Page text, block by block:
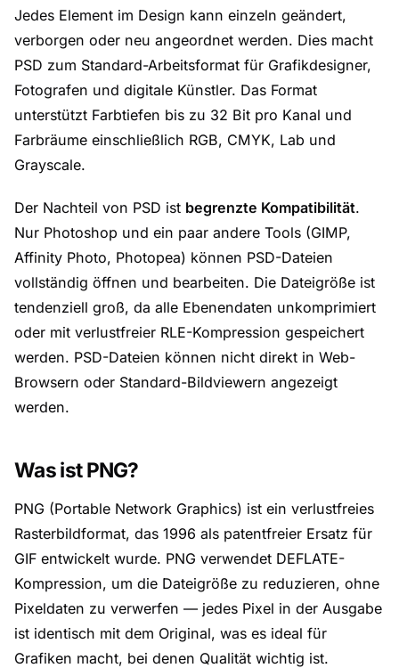
Jedes Element im Design kann einzeln geändert,
verborgen oder neu angeordnet werden. Dies macht
PSD zum Standard-Arbeitsformat für Grafikdesigner,
Fotografen und digitale Künstler. Das Format
unterstützt Farbtiefen bis zu 32 Bit pro Kanal und
Farbräume einschließlich RGB, CMYK, Lab und
Grayscale.
Der Nachteil von PSD ist begrenzte Kompatibilität.
Nur Photoshop und ein paar andere Tools (GIMP,
Affinity Photo, Photopea) können PSD-Dateien
vollständig öffnen und bearbeiten. Die Dateigröße ist
tendenziell groß, da alle Ebenendaten unkomprimiert
oder mit verlustfreier RLE-Kompression gespeichert
werden. PSD-Dateien können nicht direkt in Web-
Browsern oder Standard-Bildviewern angezeigt
werden.
Was ist PNG?
PNG (Portable Network Graphics) ist ein verlustfreies
Rasterbildformat, das 1996 als patentfreier Ersatz für
GIF entwickelt wurde. PNG verwendet DEFLATE-
Kompression, um die Dateigröße zu reduzieren, ohne
Pixeldaten zu verwerfen — jedes Pixel in der Ausgabe
ist identisch mit dem Original, was es ideal für
Grafiken macht, bei denen Qualität wichtig ist.